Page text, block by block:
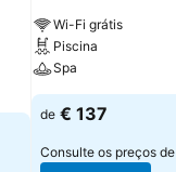
Wi-Fi grátis
Piscina
Spa
de € 137
Consulte os preços de